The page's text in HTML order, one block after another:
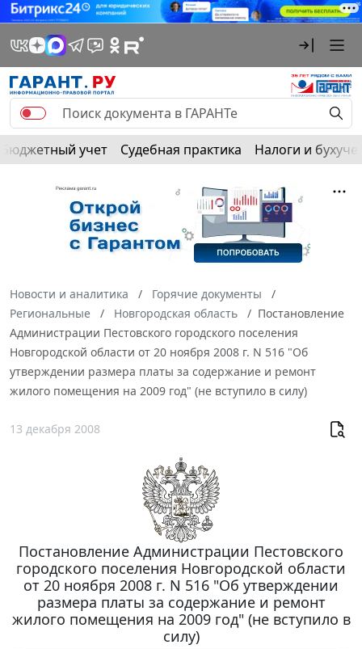
Бюджетный учет Судебная практика Налоги и
Новости и аналитика
Горячие документы
Региональные
Новгородская область
Постановление
Администрации Пестовского городского поселения
Новгородской области от 20 ноября 2008 г. N 516 "Об
утверждении размера платы за содержание и ремонт
жилого помещения на 2009 год" (не вступило в силу)
13 декабря 2008
Постановление Администрации Пестовского
городского поселения Новгородской области
от 20 ноября 2008 г. N 516 "Об утверждении
размера платы за содержание и ремонт
жилого помещения на 2009 год" (не вступило в
силу)